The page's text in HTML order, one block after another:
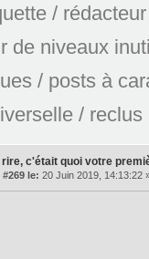
/
de niveaux
/ posts à
/ reclus
rire, c'était quoi votre
le: 20 Juin 2019, 14:13:22